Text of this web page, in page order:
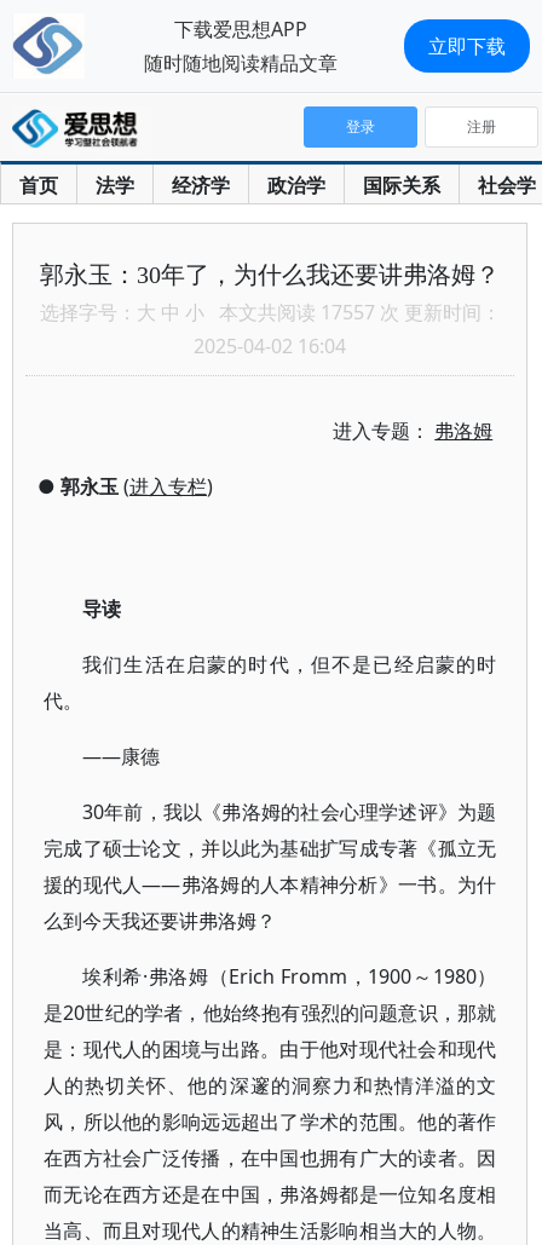
首页 法学 经济学 政治学 国际关系 社会学
登录 注册
郭永玉：30年了，为什么我还要讲弗洛姆？
选择字号： 大 中 小 本文共阅读 17557 次 更新时间：
2025-04-02 16:04
进入专题： 弗洛姆
● 郭永玉(进入专栏)
导读
我们生活在启蒙的时代，但不是已经启蒙的时
代。
——康德
30年前，我以《弗洛姆的社会心理学述评》为题
完成了硕士论文，并以此为基础扩写成专著《孤立无
援的现代人——弗洛姆的人本精神分析》一书。为什
么到今天我还要讲弗洛姆？
埃利希·弗洛姆（Erich Fromm，1900～1980）
是20世纪的学者，他始终抱有强烈的问题意识，那就
是：现代人的困境与出路。由于他对现代社会和现代
人的热切关怀、他的深邃的洞察力和热情洋溢的文
风，所以他的影响远远超出了学术的范围。他的著作
在西方社会广泛传播，在中国也拥有广大的读者。因
而无论在西方还是在中国，弗洛姆都是一位知名度相
当高、而且对现代人的精神生活影响相当大的人物。
下载爱思想APP
随时随地阅读精品文章
立即下载